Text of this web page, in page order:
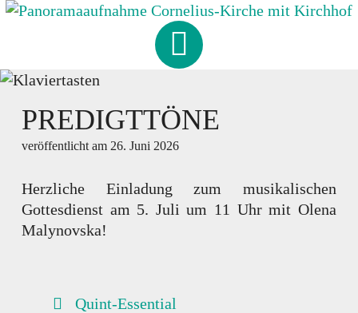
Skip
CORNELIUS
HAMBURG-FISCHBEK
PREDIGTTÖNE
veröffentlicht am 26. Juni 2026
Herzliche Einladung zum musikalischen
Gottesdienst am 5. Juli um 11 Uhr mit Olena
Malynovska!
BEITRAGSNAVIGATION
Quint-Essential